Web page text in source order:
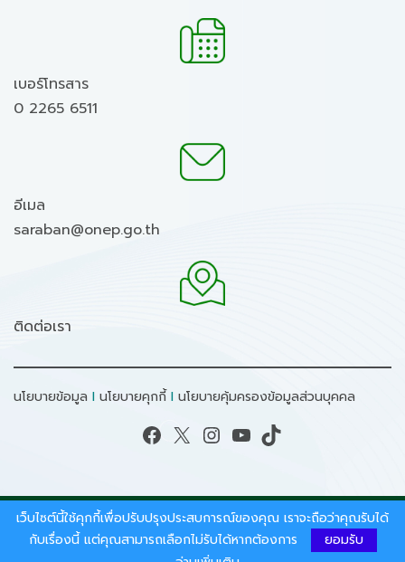
เบอร์โทรสาร
0 2265 6511
อีเมล
saraban@onep.go.th
ติดต่อเรา
นโยบายข้อมูล I นโยบายคุกกี้ I นโยบายคุ้มครองข้อมูลส่วนบุคคล
Facebook X Instagram YouTube TikTok
สงวนลิขสิทธิ์ © 2026 - สำนักงานนโยบายและแผน
ทรัพยากรธรรมชาติและสิ่งแวดล้อม.
เว็บไซต์นี้ใช้คุกกี้เพื่อปรับปรุงประสบการณ์ของคุณ เราจะถือว่าคุณรับได้
กับเรื่องนี้ แต่คุณสามารถเลือกไม่รับได้หากต้องการ
ยอมรับ